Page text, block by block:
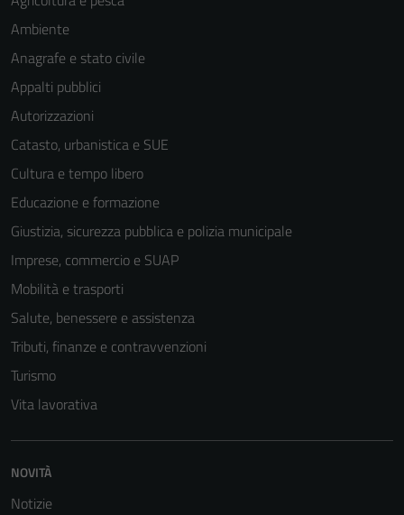
Ambiente
Anagrafe e stato civile
Appalti pubblici
Autorizzazioni
Catasto, urbanistica e SUE
Cultura e tempo libero
Educazione e formazione
Giustizia, sicurezza pubblica e polizia municipale
Imprese, commercio e SUAP
Mobilità e trasporti
Salute, benessere e assistenza
Tributi, finanze e contravvenzioni
Turismo
Vita lavorativa
NOVITÀ
Notizie